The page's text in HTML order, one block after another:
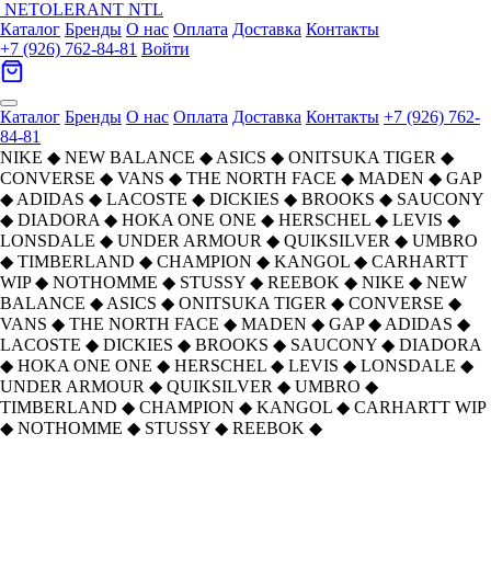
NETOLERANT NTL
Каталог Бренды О нас Оплата Доставка Контакты
+7 (926) 762-84-81 Войти
Каталог Бренды О нас Оплата Доставка Контакты +7 (926) 762-
84-81
NIKE ◆ NEW BALANCE ◆ ASICS ◆ ONITSUKA TIGER ◆
CONVERSE ◆ VANS ◆ THE NORTH FACE ◆ MADEN ◆ GAP
◆ ADIDAS ◆ LACOSTE ◆ DICKIES ◆ BROOKS ◆ SAUCONY
◆ DIADORA ◆ HOKA ONE ONE ◆ HERSCHEL ◆ LEVIS ◆
LONSDALE ◆ UNDER ARMOUR ◆ QUIKSILVER ◆ UMBRO
◆ TIMBERLAND ◆ CHAMPION ◆ KANGOL ◆ CARHARTT
WIP ◆ NOTHOMME ◆ STUSSY ◆ REEBOK ◆ NIKE ◆ NEW
BALANCE ◆ ASICS ◆ ONITSUKA TIGER ◆ CONVERSE ◆
VANS ◆ THE NORTH FACE ◆ MADEN ◆ GAP ◆ ADIDAS ◆
LACOSTE ◆ DICKIES ◆ BROOKS ◆ SAUCONY ◆ DIADORA
◆ HOKA ONE ONE ◆ HERSCHEL ◆ LEVIS ◆ LONSDALE ◆
UNDER ARMOUR ◆ QUIKSILVER ◆ UMBRO ◆
TIMBERLAND ◆ CHAMPION ◆ KANGOL ◆ CARHARTT WIP
◆ NOTHOMME ◆ STUSSY ◆ REEBOK ◆